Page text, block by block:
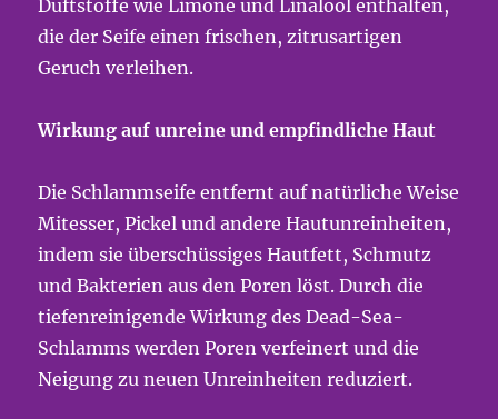
Duftstoffe wie Limone und Linalool enthalten,
die der Seife einen frischen, zitrusartigen
Geruch verleihen.
Wirkung auf unreine und empfindliche Haut
Die Schlammseife entfernt auf natürliche Weise
Mitesser, Pickel und andere Hautunreinheiten,
indem sie überschüssiges Hautfett, Schmutz
und Bakterien aus den Poren löst. Durch die
tiefenreinigende Wirkung des Dead-Sea-
Schlamms werden Poren verfeinert und die
Neigung zu neuen Unreinheiten reduziert.